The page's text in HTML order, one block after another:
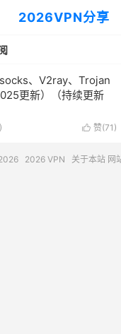
2026VPN分享
、V2ray、Trojan
更新）（持续更新
 赞(71 )
2026 VPN 关于本站 网